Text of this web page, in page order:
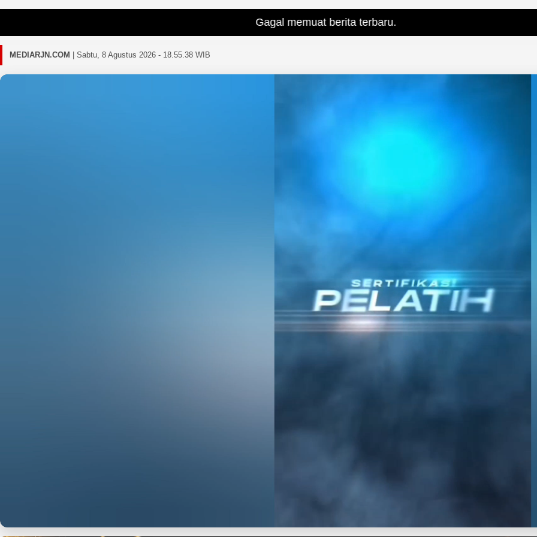
Gagal memuat berita terbaru.
MEDIARJN.COM Sabtu, 8 Agustus 2026 - 18.55.40 WIB